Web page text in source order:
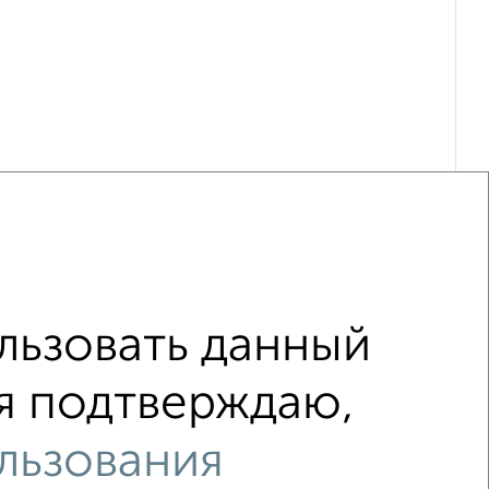
не первый этаж
Вторичное жилье
данный
подтверждаю,